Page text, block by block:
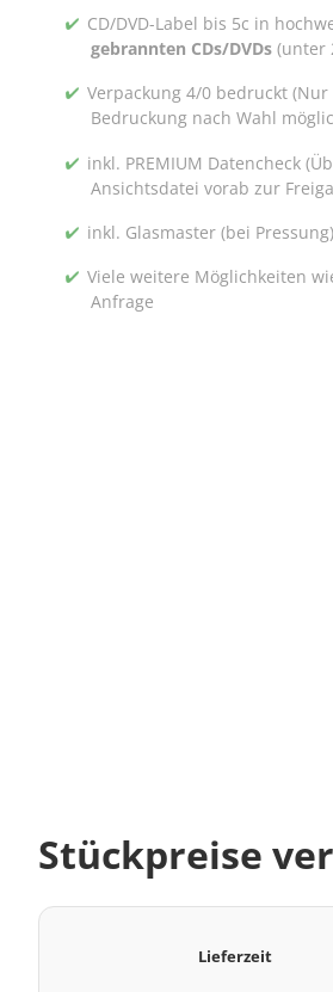
CD/DVD-Label bis 5c in
gebrannten CDs/DVDs(unter
Verpackung 4/0 bedruckt
Bedruckung nach Wahl
inkl. PREMIUM Datencheck
Ansichtsdatei vorab zur
inkl. Glasmaster (bei
Viele weitere Möglichkeiten
Anfrage
Stückpreise
Lieferzeit